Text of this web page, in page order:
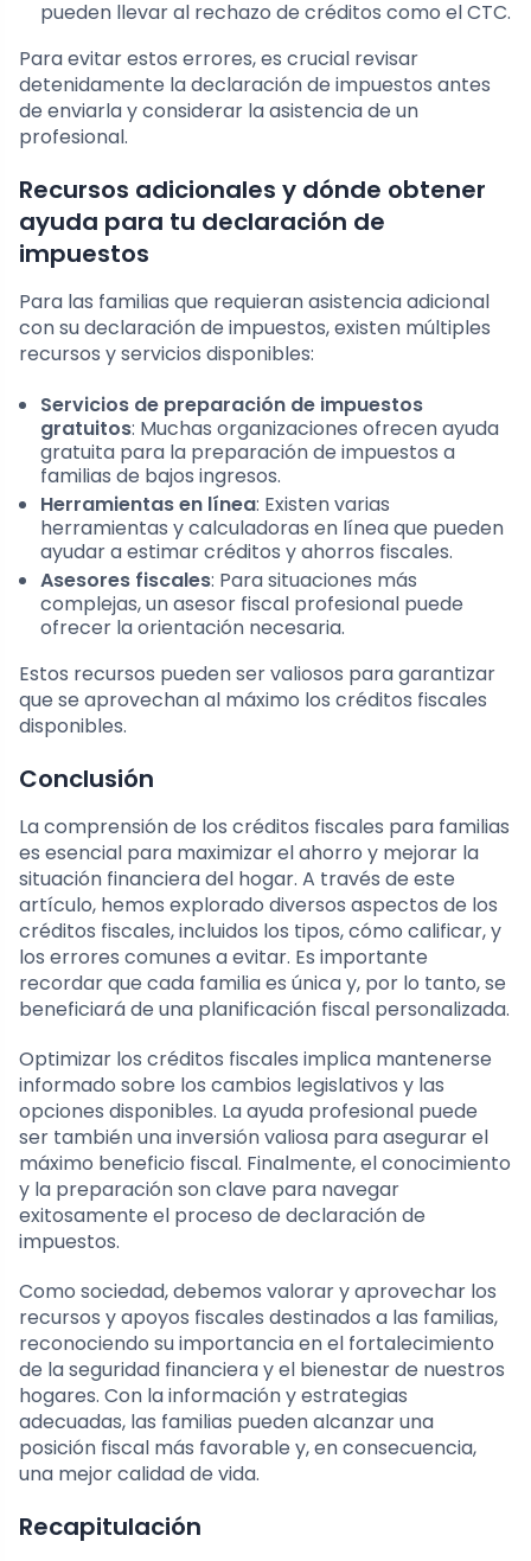
pueden llevar al rechazo de créditos como el CTC.
Para evitar estos errores, es crucial revisar
detenidamente la declaración de impuestos antes
de enviarla y considerar la asistencia de un
profesional.
Recursos adicionales y dónde obtener
ayuda para tu declaración de
impuestos
Para las familias que requieran asistencia adicional
con su declaración de impuestos, existen múltiples
recursos y servicios disponibles:
Servicios de preparación de impuestos
gratuitos: Muchas organizaciones ofrecen ayuda
gratuita para la preparación de impuestos a
familias de bajos ingresos.
Herramientas en línea: Existen varias
herramientas y calculadoras en línea que pueden
ayudar a estimar créditos y ahorros fiscales.
Asesores fiscales: Para situaciones más
complejas, un asesor fiscal profesional puede
ofrecer la orientación necesaria.
Estos recursos pueden ser valiosos para garantizar
que se aprovechan al máximo los créditos fiscales
disponibles.
Conclusión
La comprensión de los créditos fiscales para familias
es esencial para maximizar el ahorro y mejorar la
situación financiera del hogar. A través de este
artículo, hemos explorado diversos aspectos de los
créditos fiscales, incluidos los tipos, cómo calificar, y
los errores comunes a evitar. Es importante
recordar que cada familia es única y, por lo tanto, se
beneficiará de una planificación fiscal personalizada.
Optimizar los créditos fiscales implica mantenerse
informado sobre los cambios legislativos y las
opciones disponibles. La ayuda profesional puede
ser también una inversión valiosa para asegurar el
máximo beneficio fiscal. Finalmente, el conocimiento
y la preparación son clave para navegar
exitosamente el proceso de declaración de
impuestos.
Como sociedad, debemos valorar y aprovechar los
recursos y apoyos fiscales destinados a las familias,
reconociendo su importancia en el fortalecimiento
de la seguridad financiera y el bienestar de nuestros
hogares. Con la información y estrategias
adecuadas, las familias pueden alcanzar una
posición fiscal más favorable y, en consecuencia,
una mejor calidad de vida.
Recapitulación